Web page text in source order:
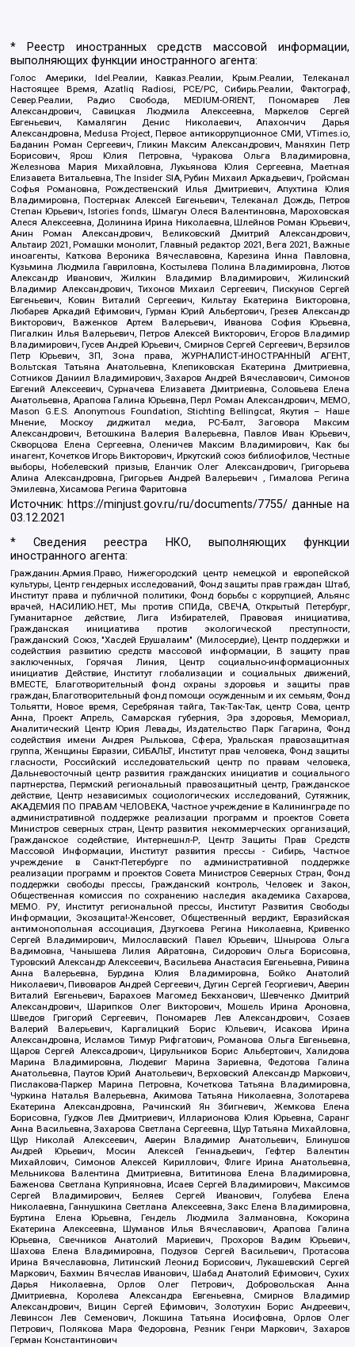
* Реестр иностранных средств массовой информации,
выполняющих функции иностранного агента:
Голос Америки, Idel.Реалии, Кавказ.Реалии, Крым.Реалии, Телеканал
Настоящее Время, Azatliq Radiosi, PCE/PC, Сибирь.Реалии, Фактограф,
Север.Реалии, Радио Свобода, MEDIUM-ORIENT, Пономарев Лев
Александрович, Савицкая Людмила Алексеевна, Маркелов Сергей
Евгеньевич, Камалягин Денис Николаевич, Апахончич Дарья
Александровна, Medusa Project, Первое антикоррупционное СМИ, VTimes.io,
Баданин Роман Сергеевич, Гликин Максим Александрович, Маняхин Петр
Борисович, Ярош Юлия Петровна, Чуракова Ольга Владимировна,
Железнова Мария Михайловна, Лукьянова Юлия Сергеевна, Маетная
Елизавета Витальевна, The Insider SIA, Рубин Михаил Аркадьевич, Гройсман
Софья Романовна, Рождественский Илья Дмитриевич, Апухтина Юлия
Владимировна, Постернак Алексей Евгеньевич, Телеканал Дождь, Петров
Степан Юрьевич, Istories fonds, Шмагун Олеся Валентиновна, Мароховская
Алеся Алексеевна, Долинина Ирина Николаевна, Шлейнов Роман Юрьевич,
Анин Роман Александрович, Великовский Дмитрий Александрович,
Альтаир 2021, Ромашки монолит, Главный редактор 2021, Вега 2021, Важные
иноагенты, Каткова Вероника Вячеславовна, Карезина Инна Павловна,
Кузьмина Людмила Гавриловна, Костылева Полина Владимировна, Лютов
Александр Иванович, Жилкин Владимир Владимирович, Жилинский
Владимир Александрович, Тихонов Михаил Сергеевич, Пискунов Сергей
Евгеньевич, Ковин Виталий Сергеевич, Кильтау Екатерина Викторовна,
Любарев Аркадий Ефимович, Гурман Юрий Альбертович, Грезев Александр
Викторович, Важенков Артем Валерьевич, Иванова София Юрьевна,
Пигалкин Илья Валерьевич, Петров Алексей Викторович, Егоров Владимир
Владимирович, Гусев Андрей Юрьевич, Смирнов Сергей Сергеевич, Верзилов
Петр Юрьевич, ЗП, Зона права, ЖУРНАЛИСТ-ИНОСТРАННЫЙ АГЕНТ,
Вольтская Татьяна Анатольевна, Клепиковская Екатерина Дмитриевна,
Сотников Даниил Владимирович, Захаров Андрей Вячеславович, Симонов
Евгений Алексеевич, Сурначева Елизавета Дмитриевна, Соловьева Елена
Анатольевна, Арапова Галина Юрьевна, Перл Роман Александрович, МЕМО,
Mason G.E.S. Anonymous Foundation, Stichting Bellingcat, Якутия – Наше
Мнение, Москоу диджитал медиа, РС-Балт, Заговора Максим
Александрович, Ветошкина Валерия Валерьевна, Павлов Иван Юрьевич,
Скворцова Елена Сергеевна, Оленичев Максим Владимирович, Как бы
инагент, Кочетков Игорь Викторович, Иркутский союз библиофилов, Честные
выборы, Нобелевский призыв, Еланчик Олег Александрович, Григорьева
Алина Александровна, Григорьев Андрей Валерьевич , Гималова Регина
Эмилевна, Хисамова Регина Фаритовна
Источник: https://minjust.gov.ru/ru/documents/7755/ данные на
03.12.2021
* Сведения реестра НКО, выполняющих функции
иностранного агента:
Гражданин.Армия.Право, Нижегородский центр немецкой и европейской
культуры, Центр гендерных исследований, Фонд защиты прав граждан Штаб,
Институт права и публичной политики, Фонд борьбы с коррупцией, Альянс
врачей, НАСИЛИЮ.НЕТ, Мы против СПИДа, СВЕЧА, Открытый Петербург,
Гуманитарное действие, Лига Избирателей, Правовая инициатива,
Гражданская инициатива против экологической преступности,
Гражданский Союз, "Хасдей Ерушалаим" (Милосердие), Центр поддержки и
содействия развитию средств массовой информации, В защиту прав
заключенных, Горячая Линия, Центр социально-информационных
инициатив Действие, Институт глобализации и социальных движений,
ВМЕСТЕ, Благотворительный фонд охраны здоровья и защиты прав
граждан, Благотворительный фонд помощи осужденным и их семьям, Фонд
Тольятти, Новое время, Серебряная тайга, Так-Так-Так, центр Сова, центр
Анна, Проект Апрель, Самарская губерния, Эра здоровья, Мемориал,
Аналитический Центр Юрия Левады, Издательство Парк Гагарина, Фонд
содействия имени Андрея Рылькова, Сфера, Уральская правозащитная
группа, Женщины Евразии, СИБАЛЬТ, Институт прав человека, Фонд защиты
гласности, Российский исследовательский центр по правам человека,
Дальневосточный центр развития гражданских инициатив и социального
партнерства, Пермский региональный правозащитный центр, Гражданское
действие, Центр независимых социологических исследований, Сутяжник,
АКАДЕМИЯ ПО ПРАВАМ ЧЕЛОВЕКА, Частное учреждение в Калининграде по
административной поддержке реализации программ и проектов Совета
Министров северных стран, Центр развития некоммерческих организаций,
Гражданское содействие, Интернешнл-Р, Центр Защиты Прав Средств
Массовой Информации, Институт развития прессы - Сибирь, Частное
учреждение в Санкт-Петербурге по административной поддержке
реализации программ и проектов Совета Министров Северных Стран, Фонд
поддержки свободы прессы, Гражданский контроль, Человек и Закон,
Общественная комиссия по сохранению наследия академика Сахарова,
МЕМО. РУ, Институт региональной прессы, Институт Развития Свободы
Информации, Экозащита!-Женсовет, Общественный вердикт, Евразийская
антимонопольная ассоциация, Дзугкоева Регина Николаевна, Кривенко
Сергей Владимирович, Милославский Павел Юрьевич, Шнырова Ольга
Вадимовна, Чанышева Лилия Айратовна, Сидорович Ольга Борисовна,
Туровский Александр Алексеевич, Васильева Анастасия Евгеньевна, Ривина
Анна Валерьевна, Бурдина Юлия Владимировна, Бойко Анатолий
Николаевич, Пивоваров Андрей Сергеевич, Дугин Сергей Георгиевич, Аверин
Виталий Евгеньевич, Барахоев Магомед Бекханович, Шевченко Дмитрий
Александрович, Шарипков Олег Викторович, Мошель Ирина Ароновна,
Шведов Григорий Сергеевич, Пономарев Лев Александрович, Созаев
Валерий Валерьевич, Каргалицкий Борис Юльевич, Исакова Ирина
Александровна, Исламов Тимур Рифгатович, Романова Ольга Евгеньевна,
Щаров Сергей Алексадрович, Цирульников Борис Альбертович, Халидова
Марина Владимировна, Людевиг Марина Зариевна, Федотова Галина
Анатольевна, Паутов Юрий Анатольевич, Верховский Александр Маркович,
Пислакова-Паркер Марина Петровна, Кочеткова Татьяна Владимировна,
Чуркина Наталья Валерьевна, Акимова Татьяна Николаевна, Золотарева
Екатерина Александровна, Рачинский Ян Збигневич, Жемкова Елена
Борисовна, Гудков Лев Дмитриевич, Илларионова Юлия Юрьевна, Саранг
Анна Васильевна, Захарова Светлана Сергеевна, Щур Татьяна Михайловна,
Щур Николай Алексеевич, Аверин Владимир Анатольевич, Блинушов
Андрей Юрьевич, Мосин Алексей Геннадьевич, Гефтер Валентин
Михайлович, Симонов Алексей Кириллович, Флиге Ирина Анатольевна,
Мельникова Валентина Дмитриевна, Вититинова Елена Владимировна,
Баженова Светлана Куприяновна, Исаев Сергей Владимирович, Максимов
Сергей Владимирович, Беляев Сергей Иванович, Голубева Елена
Николаевна, Ганнушкина Светлана Алексеевна, Закс Елена Владимировна,
Буртина Елена Юрьевна, Гендель Людмила Залмановна, Кокорина
Екатерина Алексеевна, Шуманов Илья Вячеславович, Арапова Галина
Юрьевна, Свечников Анатолий Мариевич, Прохоров Вадим Юрьевич,
Шахова Елена Владимировна, Подузов Сергей Васильевич, Протасова
Ирина Вячеславовна, Литинский Леонид Борисович, Лукашевский Сергей
Маркович, Бахмин Вячеслав Иванович, Шабад Анатолий Ефимович, Сухих
Дарья Николаевна, Орлов Олег Петрович, Добровольская Анна
Дмитриевна, Королева Александра Евгеньевна, Смирнов Владимир
Александрович, Вицин Сергей Ефимович, Золотухин Борис Андреевич,
Левинсон Лев Семенович, Локшина Татьяна Иосифовна, Орлов Олег
Петрович, Полякова Мара Федоровна, Резник Генри Маркович, Захаров
Герман Константинович